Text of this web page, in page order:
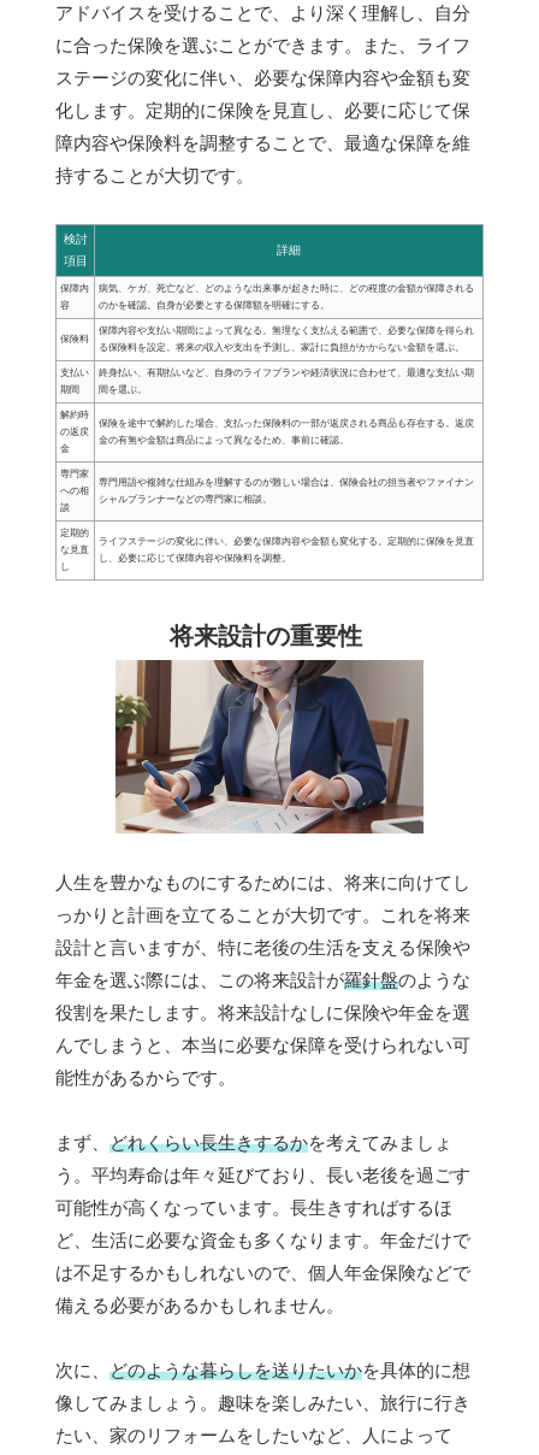
アドバイスを受けることで、より深く理解し、自分
に合った保険を選ぶことができます。また、ライフ
ステージの変化に伴い、必要な保障内容や金額も変
化します。定期的に保険を見直し、必要に応じて保
障内容や保険料を調整することで、最適な保障を維
持することが大切です。
検討
項目
詳細
保障内
容
病気、ケガ、死亡など、どのような出来事が起きた時に、どの程度の金額が保障される
のかを確認。自身が必要とする保障額を明確にする。
保険料
保障内容や支払い期間によって異なる。無理なく支払える範囲で、必要な保障を得られ
る保険料を設定。将来の収入や支出を予測し、家計に負担がかからない金額を選ぶ。
支払い
期間
終身払い、有期払いなど、自身のライフプランや経済状況に合わせて、最適な支払い期
間を選ぶ。
解約時
の返戻
金
保険を途中で解約した場合、支払った保険料の一部が返戻される商品も存在する。返戻
金の有無や金額は商品によって異なるため、事前に確認。
専門家
への相
談
専門用語や複雑な仕組みを理解するのが難しい場合は、保険会社の担当者やファイナン
シャルプランナーなどの専門家に相談。
定期的
な見直
し
ライフステージの変化に伴い、必要な保障内容や金額も変化する。定期的に保険を見直
し、必要に応じて保障内容や保険料を調整。
将来設計の重要性
人生を豊かなものにするためには、将来に向けてし
っかりと計画を立てることが大切です。これを将来
設計と言いますが、特に老後の生活を支える保険や
年金を選ぶ際には、この将来設計が羅針盤のような
役割を果たします。将来設計なしに保険や年金を選
んでしまうと、本当に必要な保障を受けられない可
能性があるからです。
まず、 どれくらい長生きするかを考えてみましょ
う。平均寿命は年々延びており、長い老後を過ごす
可能性が高くなっています。長生きすればするほ
ど、生活に必要な資金も多くなります。年金だけで
は不足するかもしれないので、個人年金保険などで
備える必要があるかもしれません。
次に、 どのような暮らしを送りたいかを具体的に想
像してみましょう。趣味を楽しみたい、旅行に行き
たい、家のリフォームをしたいなど、人によって